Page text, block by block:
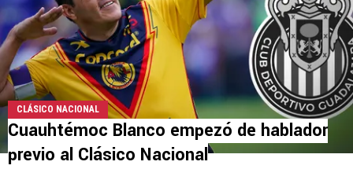
CLÁSICO NACIONAL
Cuauhtémoc Blanco empezó de hablador
previo al Clásico Nacional